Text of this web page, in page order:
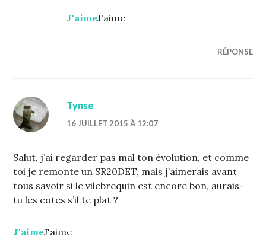
J'aimeJ'aime
RÉPONSE
Tynse
16 JUILLET 2015 À 12:07
Salut, j’ai regarder pas mal ton évolution, et comme
toi je remonte un SR20DET, mais j’aimerais avant
tous savoir si le vilebrequin est encore bon, aurais-
tu les cotes s’il te plat ?
J'aimeJ'aime